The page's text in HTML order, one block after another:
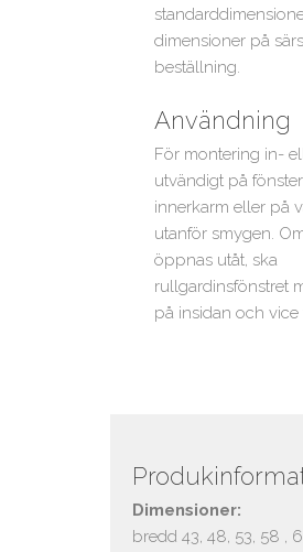
dimensioner på
beställning.
Användning
För montering in-
utvändigt på
innerkarm eller på
utanför smygen.
öppnas utåt, ska
rullgardinsfönstret
på insidan och vice
Dimensioner:
bredd 43, 48, 53, 58 ,